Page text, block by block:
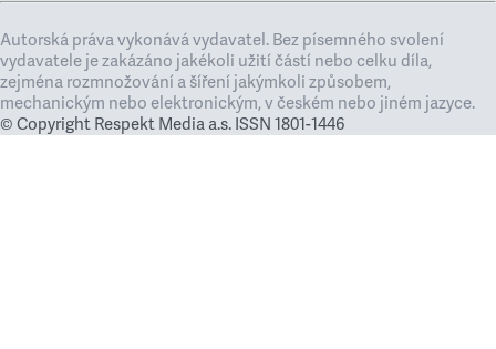
Autorská práva vykonává vydavatel. Bez písemného svolení
vydavatele je zakázáno jakékoli užití částí nebo celku díla,
zejména rozmnožování a šíření jakýmkoli způsobem,
mechanickým nebo elektronickým, v českém nebo jiném jazyce.
© Copyright Respekt Media a.s. ISSN 1801-1446